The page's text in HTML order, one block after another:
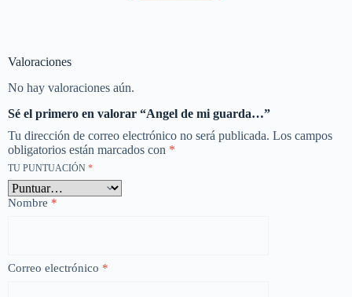
Valoraciones
No hay valoraciones aún.
Sé el primero en valorar “Angel de mi guarda…”
Tu dirección de correo electrónico no será publicada. Los campos
obligatorios están marcados con *
TU PUNTUACIÓN *
Nombre *
Correo electrónico *